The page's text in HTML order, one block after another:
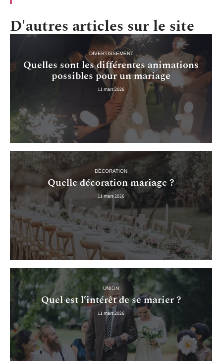
D'autres articles sur le site
DIVERTISSEMENT
Quelles sont les différentes animations
possibles pour un mariage
11 mars 2026
DÉCORATION
Quelle décoration mariage ?
11 mars 2026
UNION
Quel est l’intérêt de se marier ?
11 mars 2026